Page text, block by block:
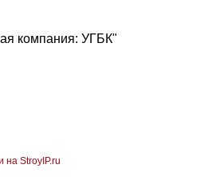
компания: УГБК"
на StroyIP.ru